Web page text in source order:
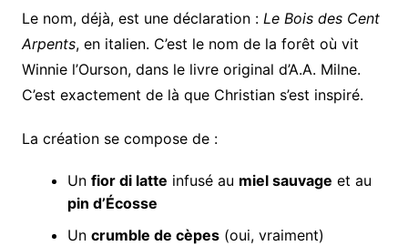
Le nom, déjà, est une déclaration : Le Bois des Cent
Arpents, en italien. C’est le nom de la forêt où vit
Winnie l’Ourson, dans le livre original d’A.A. Milne.
C’est exactement de là que Christian s’est inspiré.
La création se compose de :
Un fior di latte infusé au miel sauvage et au
pin d’Écosse
Un crumble de cèpes(oui, vraiment)